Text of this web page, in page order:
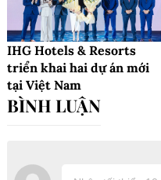
IHG Hotels & Resorts
triển khai hai dự án mới
tại Việt Nam